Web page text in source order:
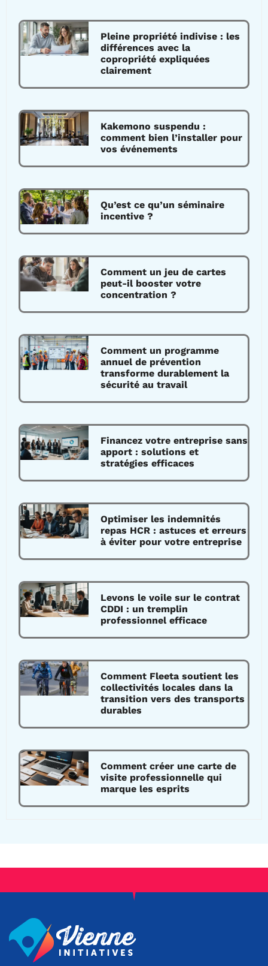
Pleine propriété indivise : les
différences avec la
copropriété expliquées
clairement
Kakemono suspendu :
comment bien l’installer pour
vos événements
Qu’est ce qu’un séminaire
incentive ?
Comment un jeu de cartes
peut-il booster votre
concentration ?
Comment un programme
annuel de prévention
transforme durablement la
sécurité au travail
Financez votre entreprise sans
apport : solutions et
stratégies efficaces
Optimiser les indemnités
repas HCR : astuces et erreurs
à éviter pour votre entreprise
Levons le voile sur le contrat
CDDI : un tremplin
professionnel efficace
Comment Fleeta soutient les
collectivités locales dans la
transition vers des transports
durables
Comment créer une carte de
visite professionnelle qui
marque les esprits